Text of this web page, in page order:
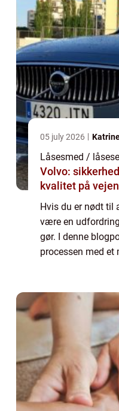
05 july 2026
Låsesmed /
Volvo:
kvalitet på vejen
Hvis du er nødt til
være en
gør. I denne
processen med